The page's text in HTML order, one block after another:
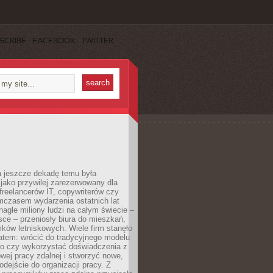
FACEBOOK TWITTER
jeszcze dekadę temu była
przywilej zarezerwowany dla
IT, copywriterów czy
wydarzenia ostatnich lat
miliony ludzi na całym świecie –
– przeniosły biura do mieszkań,
letniskowych. Wiele firm stanęło
wrócić do tradycyjnego modelu
czy wykorzystać doświadczenia z
pracy zdalnej i stworzyć nowe,
do organizacji pracy. Z